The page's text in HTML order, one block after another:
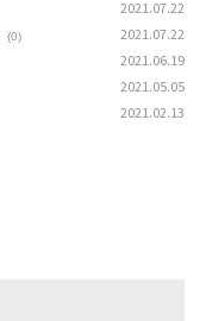
2021.07.22
(0) 2021.07.22
2021.06.19
2021.05.05
2021.02.13